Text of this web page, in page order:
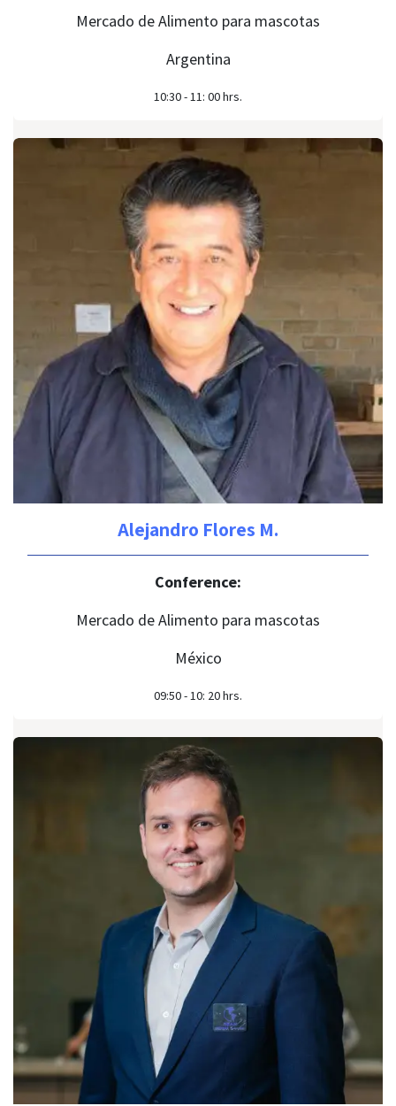
Mercado de Alimento para mascotas
Argentina
10:30 - 11: 00 hrs.
Alejandro Flores M.
Conference:
Mercado de Alimento para mascotas
México
09:50 - 10: 20 hrs.